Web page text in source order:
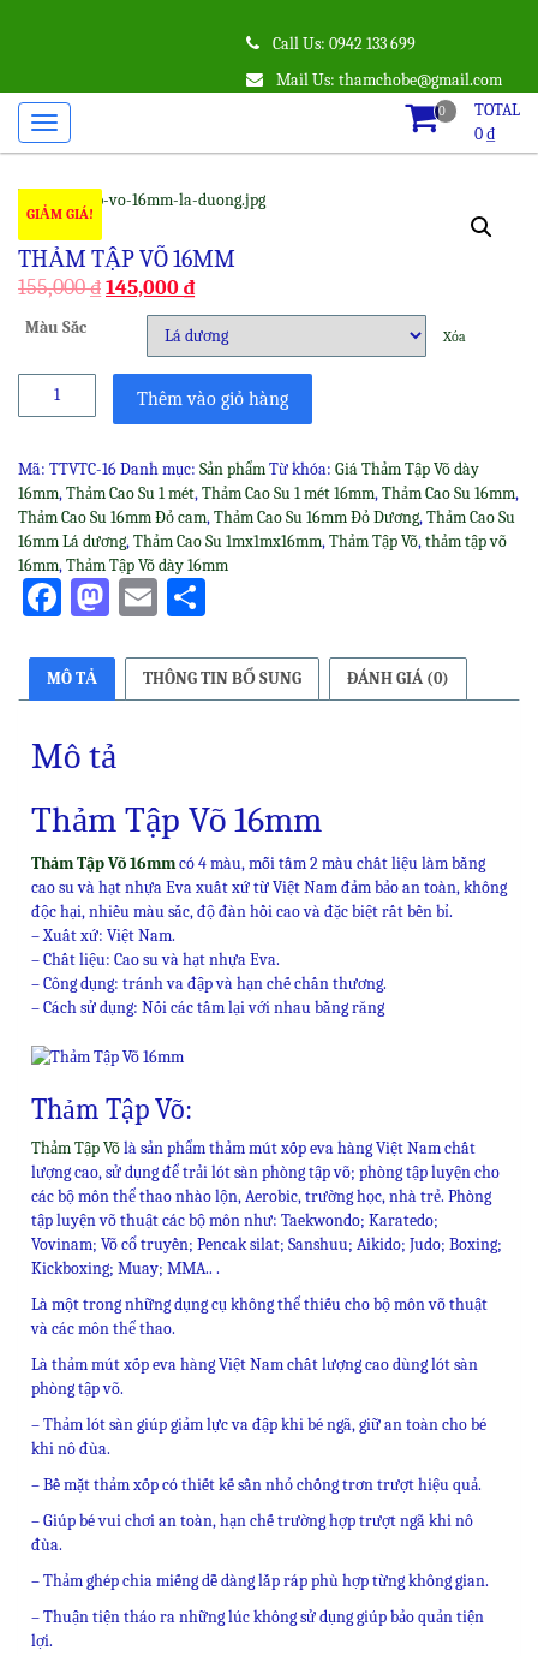
Call Us: 0942 133 699
Mail Us: thamchobe@gmail.com
0
TOTAL
0₫
GIẢM GIÁ!
THẢM TẬP VÕ 16MM
155,000₫ 145,000 ₫
Màu Sắc Xóa
Thảm
số
lượng
Thêm vào giỏ hàng
Mã: TTVTC-16Danh mục: Sản phẩmTừ khóa: Giá Thảm Tập Võ dày
16mm,Thảm Cao Su 1 mét,Thảm Cao Su 1 mét 16mm,Thảm Cao Su 16mm,
Thảm Cao Su 16mm Đỏ cam,Thảm Cao Su 16mm Đỏ Dương,Thảm Cao Su
16mm Lá dương,Thảm Cao Su 1mx1mx16mm,Thảm Tập Võ,thảm tập võ
16mm,Thảm Tập Võ dày 16mm
Facebook
Mastodon
Email
MÔ TẢ THÔNG TIN BỔ SUNG ĐÁNH GIÁ (0)
Mô tả
Thảm Tập Võ 16mm
Thảm Tập Võ 16mmcó 4 màu, mỗi tấm 2 màu chất liệu làm bằng
cao su và hạt nhựa Eva xuất xứ từ Việt Nam đảm bảo an toàn, không
độc hại, nhiều màu sắc, độ đàn hồi cao và đặc biệt rất bền bỉ.
– Xuất xứ: Việt Nam.
– Chất liệu: Cao su và hạt nhựa Eva.
– Công dụng: tránh va đập và hạn chế chấn thương.
– Cách sử dụng: Nối các tấm lại với nhau bằng răng
Thảm Tập Võ:
Thảm Tập Võlà sản phẩm thảm mút xốp eva hàng Việt Nam chất
lượng cao, sử dụng để trải lót sàn phòng tập võ; phòng tập luyện cho
các bộ môn thể thao nhào lộn, Aerobic, trường học, nhà trẻ. Phòng
tập luyện võ thuật các bộ môn như: Taekwondo; Karatedo;
Vovinam; Võ cổ truyền; Pencak silat; Sanshuu; Aikido; Judo; Boxing;
Kickboxing; Muay; MMA.. .
Là một trong những dụng cụ không thể thiếu cho bộ môn võ thuật
và các môn thể thao.
Là thảm mút xốp eva hàng Việt Nam chất lượng cao dùng lót sàn
phòng tập võ.
– Thảm lót sàn giúp giảm lực va đập khi bé ngã, giữ an toàn cho bé
khi nô đùa.
– Bề mặt thảm xốp có thiết kế sần nhỏ chống trơn trượt hiệu quả.
– Giúp bé vui chơi an toàn, hạn chế trường hợp trượt ngã khi nô
đùa.
– Thảm ghép chia miếng dễ dàng lắp ráp phù hợp từng không gian.
– Thuận tiện tháo ra những lúc không sử dụng giúp bảo quản tiện
lợi.